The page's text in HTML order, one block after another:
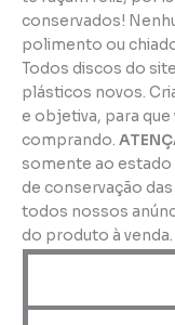
conservados!
polimento ou
Todos discos do
plásticos novos.
e objetiva, para
comprando.
somente ao estado
de conservação
todos nossos
do produto à venda.